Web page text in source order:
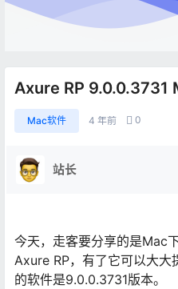
Axure RP 9.0.0.3731
Mac软件 4 年前 0
站长
今天，走客要分享的是
Axure RP，有了它可以大大
的软件是9.0.0.3731版本。